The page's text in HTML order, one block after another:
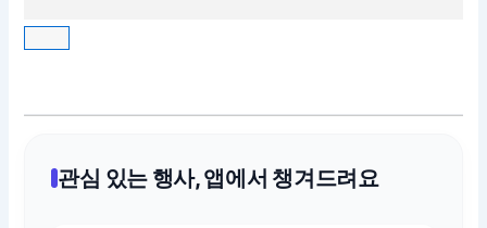
관심 있는 행사, 앱에서 챙겨드려요